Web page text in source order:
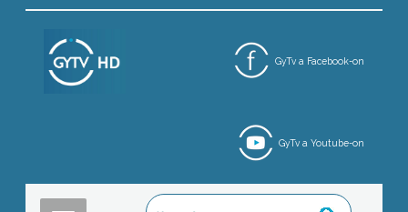
GyTv a Facebook-on
GyTv a Youtube-on